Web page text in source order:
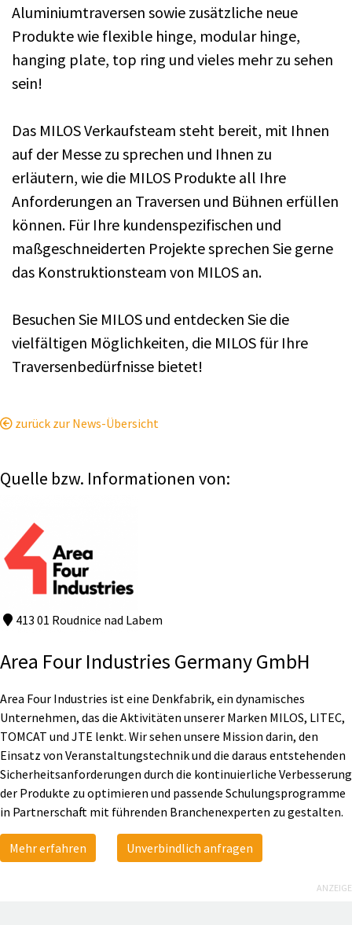
Aluminiumtraversen sowie zusätzliche neue
Produkte wie flexible hinge, modular hinge,
hanging plate, top ring und vieles mehr zu sehen
sein!
Das MILOS Verkaufsteam steht bereit, mit Ihnen
auf der Messe zu sprechen und Ihnen zu
erläutern, wie die MILOS Produkte all Ihre
Anforderungen an Traversen und Bühnen erfüllen
können. Für Ihre kundenspezifischen und
maßgeschneiderten Projekte sprechen Sie gerne
das Konstruktionsteam von MILOS an.
Besuchen Sie MILOS und entdecken Sie die
vielfältigen Möglichkeiten, die MILOS für Ihre
Traversenbedürfnisse bietet!
zurück zur News-Übersicht
Quelle bzw. Informationen von:
413 01 Roudnice nad Labem
Area Four Industries Germany GmbH
Area Four Industries ist eine Denkfabrik, ein dynamisches
Unternehmen, das die Aktivitäten unserer Marken MILOS, LITEC,
TOMCAT und JTE lenkt. Wir sehen unsere Mission darin, den
Einsatz von Veranstaltungstechnik und die daraus entstehenden
Sicherheitsanforderungen durch die kontinuierliche Verbesserung
der Produkte zu optimieren und passende Schulungsprogramme
in Partnerschaft mit führenden Branchenexperten zu gestalten.
Mehr erfahren Unverbindlich anfragen
ANZEIGE